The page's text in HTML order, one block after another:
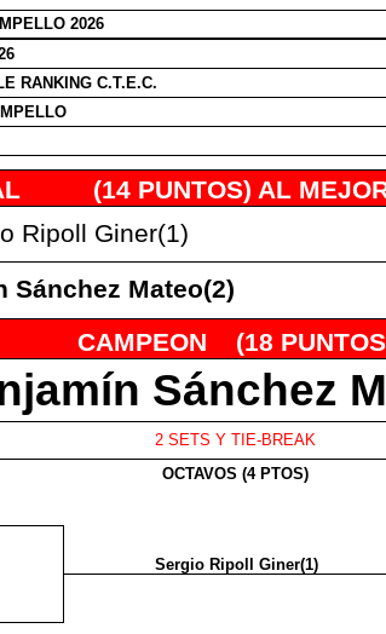
2026
RANKING C.T.E.C.
(14 PUNTOS) AL
Ripoll Giner(1)
Sánchez Mateo(2)
CAMPEON (18
Sánchez
2 SETS Y TIE-BREAK
OCTAVOS (4 PTOS)
Sergio Ripoll Giner(1)